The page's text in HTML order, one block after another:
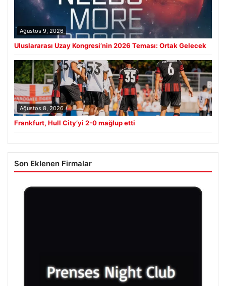
Ağustos 9, 2026
Uluslararası Uzay Kongresi’nin 2026 Teması: Ortak Gelecek
Ağustos 8, 2026
Frankfurt, Hull City’yi 2-0 mağlup etti
Son Eklenen Firmalar